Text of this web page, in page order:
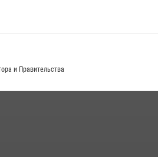
с годовщиной образования
и Правительства